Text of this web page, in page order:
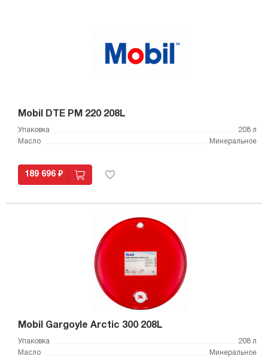
Mobil DTE PM 220 208L
Упаковка
208 л
Масло
Минеральное
189 696 ₽
Mobil Gargoyle Arctic 300 208L
Упаковка
208 л
Масло
Минеральное